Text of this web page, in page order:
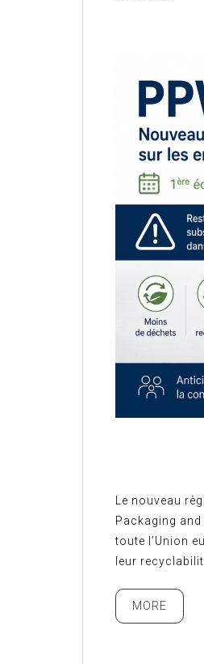
Le nouveau
Packaging
toute l’Union
leur
MORE